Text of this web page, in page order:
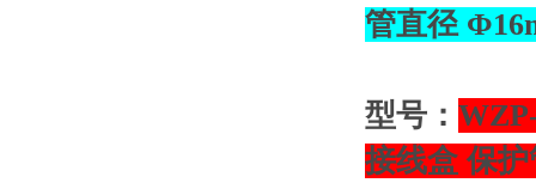
管直径
型号：
接线盒 保